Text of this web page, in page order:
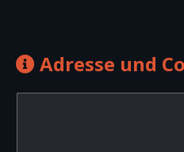
Adresse und